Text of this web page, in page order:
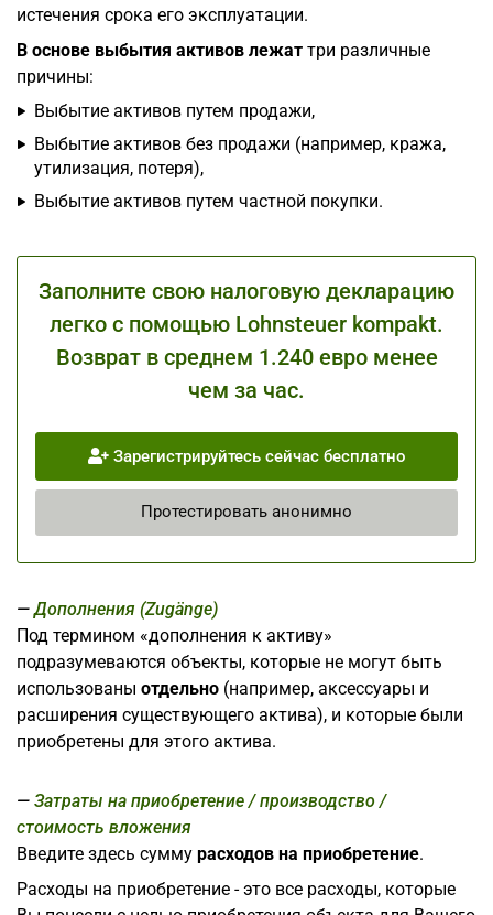
истечения срока его эксплуатации.
В основе выбытия активов лежат три различные
причины:
Выбытие активов путем продажи,
Выбытие активов без продажи (например, кража,
утилизация, потеря),
Выбытие активов путем частной покупки.
Заполните свою налоговую декларацию
легко с помощью Lohnsteuer kompakt.
Возврат в среднем 1.240 евро менее
чем за час.
Зарегистрируйтесь сейчас бесплатно
Протестировать анонимно
Дополнения (Zugänge)
Под термином «дополнения к активу»
подразумеваются объекты, которые не могут быть
использованы отдельно (например, аксессуары и
расширения существующего актива), и которые были
приобретены для этого актива.
Затраты на приобретение / производство /
стоимость вложения
Введите здесь сумму расходов на приобретение.
Расходы на приобретение - это все расходы, которые